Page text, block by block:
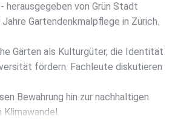
herausgegeben von Grün Stadt
Gartendenkmalpflege in Zürich.
Gärten als Kulturgüter, die Identität
fördern. Fachleute diskutieren
Bewahrung hin zur nachhaltigen